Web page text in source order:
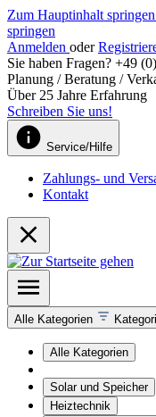
Zum Hauptinhalt springen
springen
Anmelden oder
Sie haben Fragen? +49
Planung / Beratung /
Über 25 Jahre Erfahrung
Schreiben Sie uns!
Service/Hilfe
Zahlungs- und
Kontakt
Alle Kategorien
Alle Kategorien
Solar und Speicher
Heiztechnik